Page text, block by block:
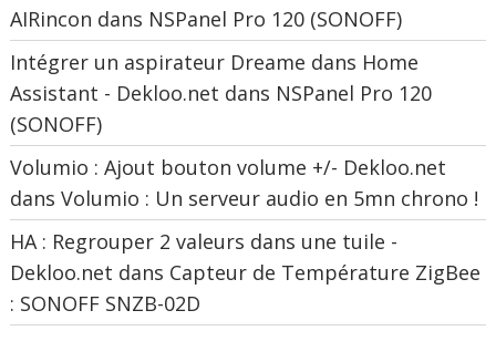
AIRincon dans NSPanel Pro 120 (SONOFF)
Intégrer un aspirateur Dreame dans Home
Assistant - Dekloo.net dans NSPanel Pro 120
(SONOFF)
Volumio : Ajout bouton volume +/- Dekloo.net
dansVolumio : Un serveur audio en 5mn chrono !
HA : Regrouper 2 valeurs dans une tuile -
Dekloo.net dans Capteur de Température ZigBee
: SONOFF SNZB-02D